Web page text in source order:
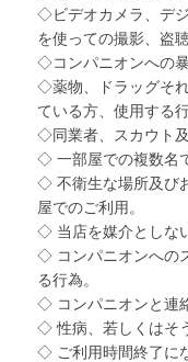
◇ビデオカメラ、デ
を使っての撮影、盗
◇コンパニオンへの
◇薬物、ドラッグそ
ている方、使用する
◇同業者、スカウト
◇ 一部屋での複数名
◇ 不衛生な場所及び
屋でのご利用。
◇ 当店を媒介としな
◇ コンパニオンへの
る行為。
◇ コンパニオンと連
◇ 性病、若しくはそ
◇ ご利用時間終了に